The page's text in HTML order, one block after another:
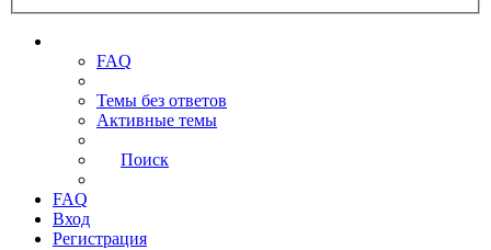
FAQ
Темы без ответов
Активные темы
Поиск
FAQ
Вход
Регистрация